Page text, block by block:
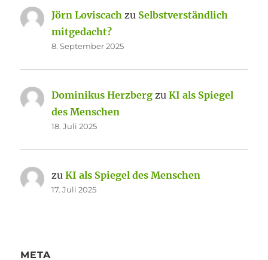
Jörn Loviscach zu Selbstverständlich
mitgedacht?
8. September 2025
Dominikus Herzberg zuKI als Spiegel
des Menschen
18. Juli 2025
zuKI als Spiegel des Menschen
17. Juli 2025
META